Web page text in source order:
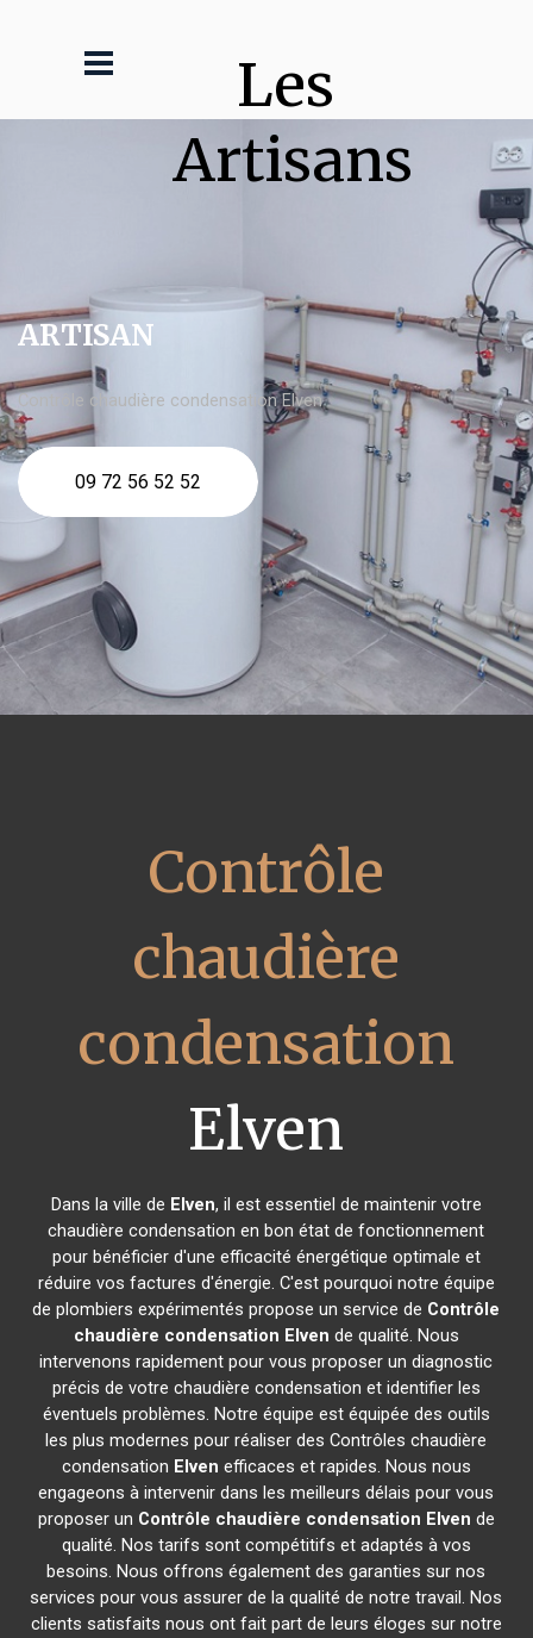
Les
Artisans
ARTISAN
Contrôle chaudière condensation Elven
09 72 56 52 52
Contrôle
chaudière
condensation
Elven
Dans la ville de Elven, il est essentiel de maintenir votre
chaudière condensation en bon état de fonctionnement
pour bénéficier d'une efficacité énergétique optimale et
réduire vos factures d'énergie. C'est pourquoi notre équipe
de plombiers expérimentés propose un service de Contrôle
chaudière condensation Elven de qualité. Nous
intervenons rapidement pour vous proposer un diagnostic
précis de votre chaudière condensation et identifier les
éventuels problèmes. Notre équipe est équipée des outils
les plus modernes pour réaliser des Contrôles chaudière
condensation Elven efficaces et rapides. Nous nous
engageons à intervenir dans les meilleurs délais pour vous
proposer un Contrôle chaudière condensation Elven de
qualité. Nos tarifs sont compétitifs et adaptés à vos
besoins. Nous offrons également des garanties sur nos
services pour vous assurer de la qualité de notre travail. Nos
clients satisfaits nous ont fait part de leurs éloges sur notre